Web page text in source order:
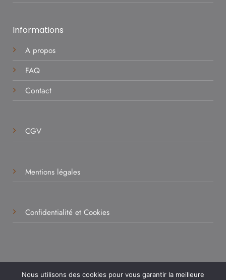
Informations
A propos
FAQ
Contact
CGV
Mentions légales
Confidentialité et Cookies
© 2026 - Armelle Gibaudan – Éveil d’Essences - 13150
Nous utilisons des cookies pour vous garantir la meilleure